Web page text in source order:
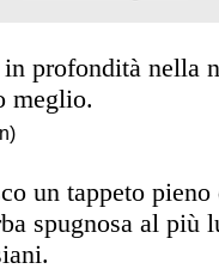
in profondità nella
meglio.
un tappeto
spugnosa al più